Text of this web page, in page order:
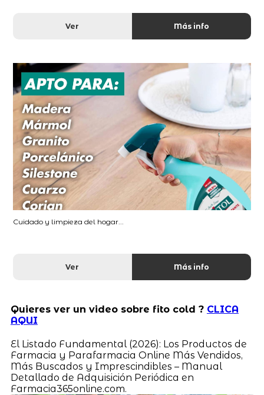
Ver Más info
Cuidado y limpieza del hogar...
Ver Más info
Quieres ver un video sobre fito cold ? CLICA
AQUI
El Listado Fundamental (2026): Los Productos de
Farmacia y Parafarmacia Online Más Vendidos,
Más Buscados y Imprescindibles – Manual
Detallado de Adquisición Periódica en
Farmacia365online.com.